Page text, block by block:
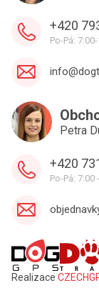
+420
Po-Pá:
Petra
+420
Po-Pá: 7:00
Realizace